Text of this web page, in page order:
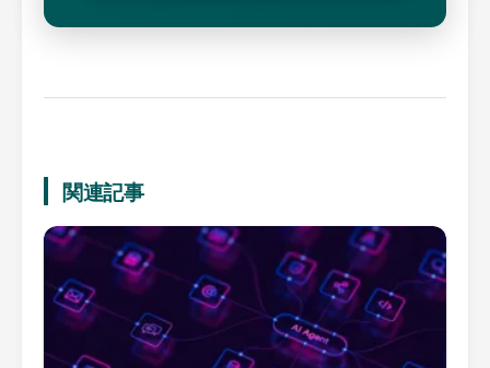
関連記事